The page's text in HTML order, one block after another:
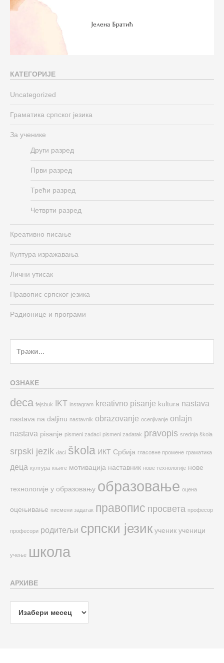
КАТЕГОРИЈЕ
Uncategorized
Граматика српског језика
За ученике
Други разред
Први разред
Трећи разред
Четврти разред
Креативно писање
Култура изражавања
Лични утисак
Правопис српског језика
Радионице и програми
ОЗНАКЕ
deca fejsbuk IKT instagram kreativno pisanje kultura nastava
nastava na daljinu nastavnik obrazovanje ocenjivanje onlajn
nastava pisanje pismeni zadaci pismeni zadatak pravopis srednja škola
srpski jezik đaci škola ИКТ Србија гласовне промене граматика
деца култура књиге мотивација наставник нове технологије нове
технологије у образовању образовање оцена
оцењивање писмени задатак правопис просвета професор
професори родитељи српски језик ученик ученици
учење школа
АРХИВЕ
Архиве